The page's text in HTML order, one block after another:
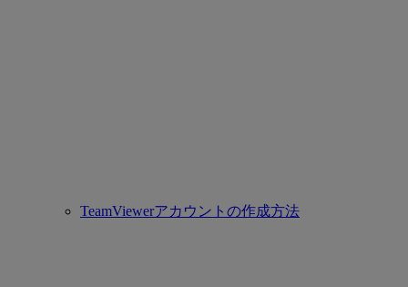
TeamViewerアカウントの作成方法